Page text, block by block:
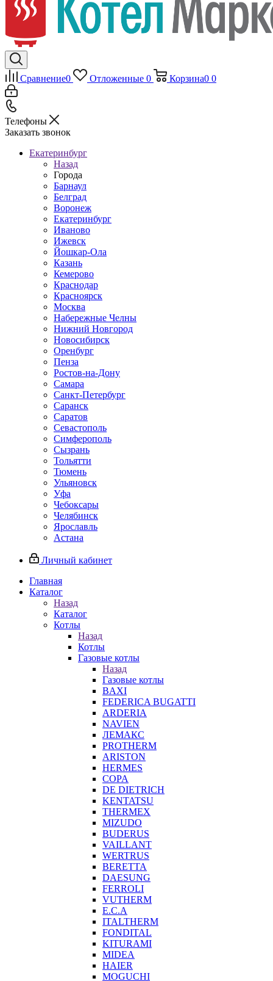
Сравнение0 Отложенные 0 Корзина0 0
Телефоны
Заказать звонок
Екатеринбург
Назад
Города
Барнаул
Белград
Воронеж
Екатеринбург
Иваново
Ижевск
Йошкар-Ола
Казань
Кемерово
Краснодар
Красноярск
Москва
Набережные Челны
Нижний Новгород
Новосибирск
Оренбург
Пенза
Ростов-на-Дону
Самара
Санкт-Петербург
Саранск
Саратов
Севастополь
Симферополь
Сызрань
Тольятти
Тюмень
Ульяновск
Уфа
Чебоксары
Челябинск
Ярославль
Астана
Личный кабинет
Главная
Каталог
Назад
Каталог
Котлы
Назад
Котлы
Газовые котлы
Назад
Газовые котлы
BAXI
FEDERICA BUGATTI
ARDERIA
NAVIEN
ЛЕМАКС
PROTHERM
ARISTON
HERMES
COPA
DE DIETRICH
KENTATSU
THERMEX
MIZUDO
BUDERUS
VAILLANT
WERTRUS
BERETTA
DAESUNG
FERROLI
VUTHERM
E.C.A
ITALTHERM
FONDITAL
KITURAMI
MIDEA
HAIER
MOGUCHI